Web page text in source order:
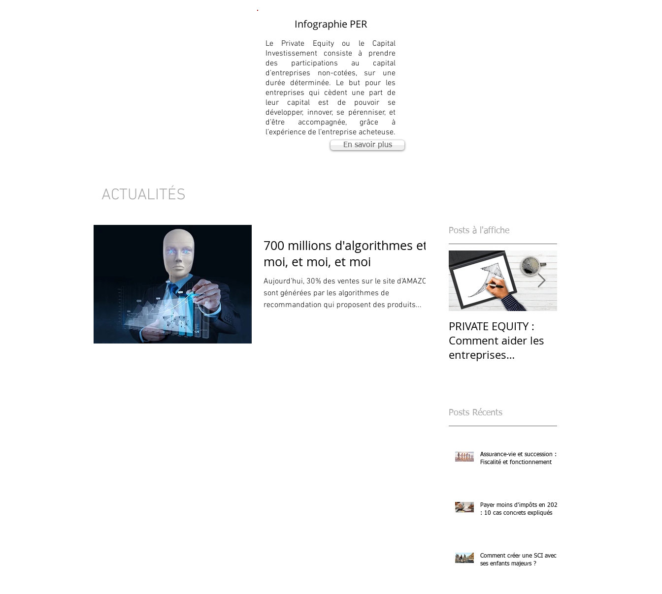
Infographie PER
Le Private Equity ou le Capital
Investissement consiste à prendre
des participations au capital
d’entreprises non-cotées, sur une
durée déterminée. Le but pour les
entreprises qui cèdent une part de
leur capital est de pouvoir se
développer, innover, se pérenniser, et
d’être accompagnée, grâce à
l’expérience de l’entreprise acheteuse.
En savoir plus
ACTUALITÉS
700 millions d'algorithmes et
moi, et moi, et moi
Aujourd’hui, 30% des ventes sur le site d’AMAZON
sont générées par les algorithmes de
recommandation qui proposent des produits...
Posts à l'affiche
PRIVATE EQUITY :
Comment aider les
entreprises
Posts Récents
Assurance-vie et succession :
Fiscalité et fonctionnement
Payer moins d'impôts en 2026
: 10 cas concrets expliqués
Comment créer une SCI avec
ses enfants majeurs ?